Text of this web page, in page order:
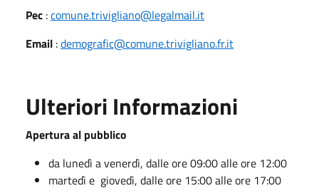
Pec :comune.trivigliano@legalmail.it
Email :demografic@comune.trivigliano.fr.it
Ulteriori Informazioni
Apertura al pubblico
da lunedì a venerdì, dalle ore 09:00 alle ore 12:00
martedì e giovedì, dalle ore 15:00 alle ore 17:00